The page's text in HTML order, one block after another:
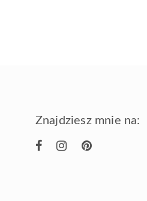
Znajdziesz mnie na: